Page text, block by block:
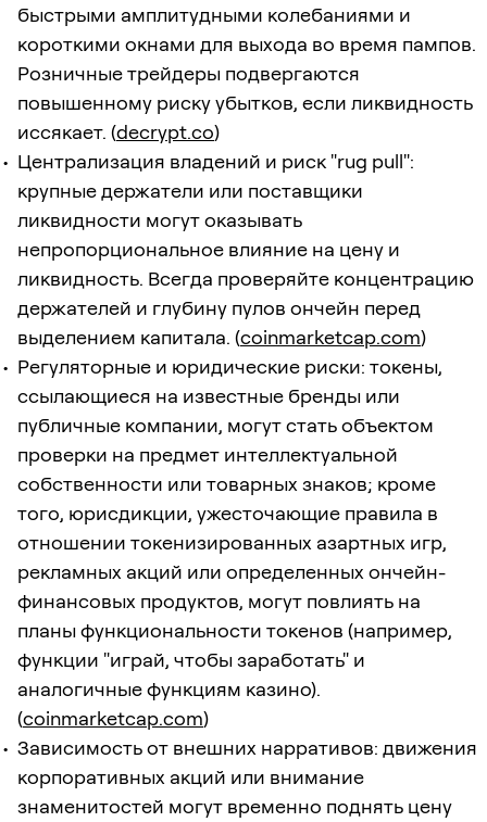
быстрыми амплитудными колебаниями и
короткими окнами для выхода во время пампов.
Розничные трейдеры подвергаются
повышенному риску убытков, если ликвидность
иссякает. (decrypt.co)
Централизация владений и риск "rug pull":
крупные держатели или поставщики
ликвидности могут оказывать
непропорциональное влияние на цену и
ликвидность. Всегда проверяйте концентрацию
держателей и глубину пулов ончейн перед
выделением капитала. (coinmarketcap.com)
Регуляторные и юридические риски: токены,
ссылающиеся на известные бренды или
публичные компании, могут стать объектом
проверки на предмет интеллектуальной
собственности или товарных знаков; кроме
того, юрисдикции, ужесточающие правила в
отношении токенизированных азартных игр,
рекламных акций или определенных ончейн-
финансовых продуктов, могут повлиять на
планы функциональности токенов (например,
функции "играй, чтобы заработать" и
аналогичные функциям казино).
(coinmarketcap.com)
Зависимость от внешних нарративов: движения
корпоративных акций или внимание
знаменитостей могут временно поднять цену